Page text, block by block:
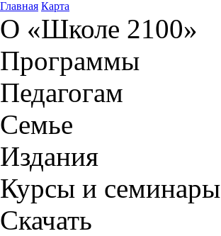
Главная Карта
О «Школе 2100»
Программы
Педагогам
Семье
Издания
Курсы и семинары
Скачать